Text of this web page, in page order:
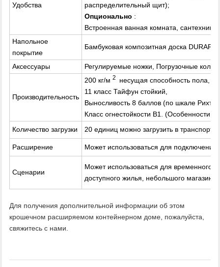
Удобства
распределительный щит);
Опционально :
Встроенная ванная комната,
Напольное
покрытие
Бамбуковая композитная доска
Аксессуары Регулируемые ножки, Погрузочные
Производительность
200 кг/м2
несущая способность пола,
11 класс Тайфун стойкий,
Выносливость 8 баллов (по шкале
Класс огнестойкости B1. (Особенности
Количество загрузки
20 единиц можно загрузить в
Расширение Может использоваться для подключения
Сценарии
Может использоваться для временного
доступного жилья, небольшого
Для получения дополнительной информации об этом
крошечном расширяемом контейнерном доме, пожалуйста,
свяжитесь с нами.